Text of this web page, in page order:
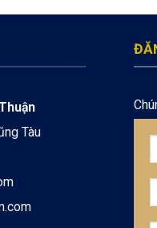
Tàu